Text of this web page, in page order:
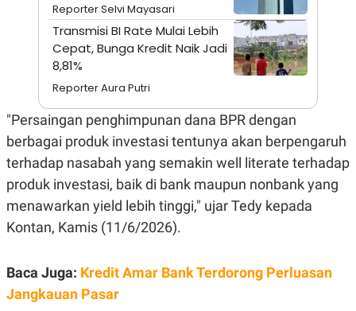
R
A
N
E
S
A
KANAL
Reporter Selvi Mayasari
Transmisi BI Rate Mulai Lebih
Cepat, Bunga Kredit Naik Jadi
8,81%
Reporter Aura Putri
"Persaingan penghimpunan dana BPR dengan
berbagai produk investasi tentunya akan berpengaruh
terhadap nasabah yang semakin well literate terhadap
produk investasi, baik di bank maupun nonbank yang
menawarkan yield lebih tinggi," ujar Tedy kepada
Kontan, Kamis (11/6/2026).
Baca Juga: Kredit Amar Bank Terdorong Perluasan
Jangkauan Pasar